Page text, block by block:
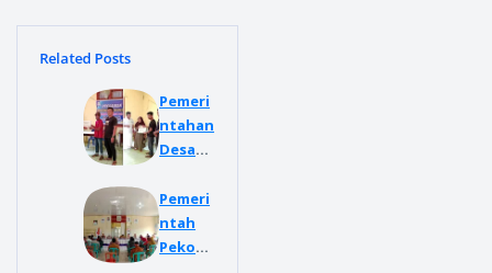
Related Posts
Pemeri
ntahan
Desa
Damai
Salurk
an BLT
Pemeri
ntah
Pekon